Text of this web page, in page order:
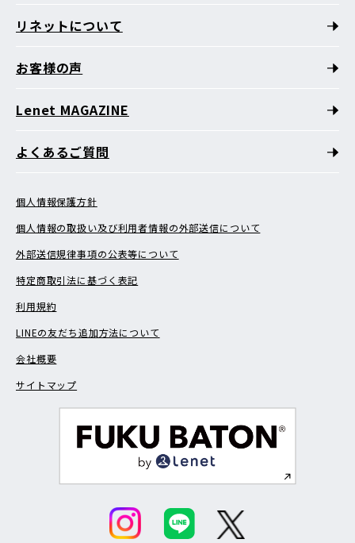
リネットについて
お客様の声
Lenet MAGAZINE
よくあるご質問
個人情報保護方針
個人情報の取扱い及び利用者情報の外部送信について
外部送信規律事項の公表等について
特定商取引法に基づく表記
利用規約
LINEの友だち追加方法について
会社概要
サイトマップ